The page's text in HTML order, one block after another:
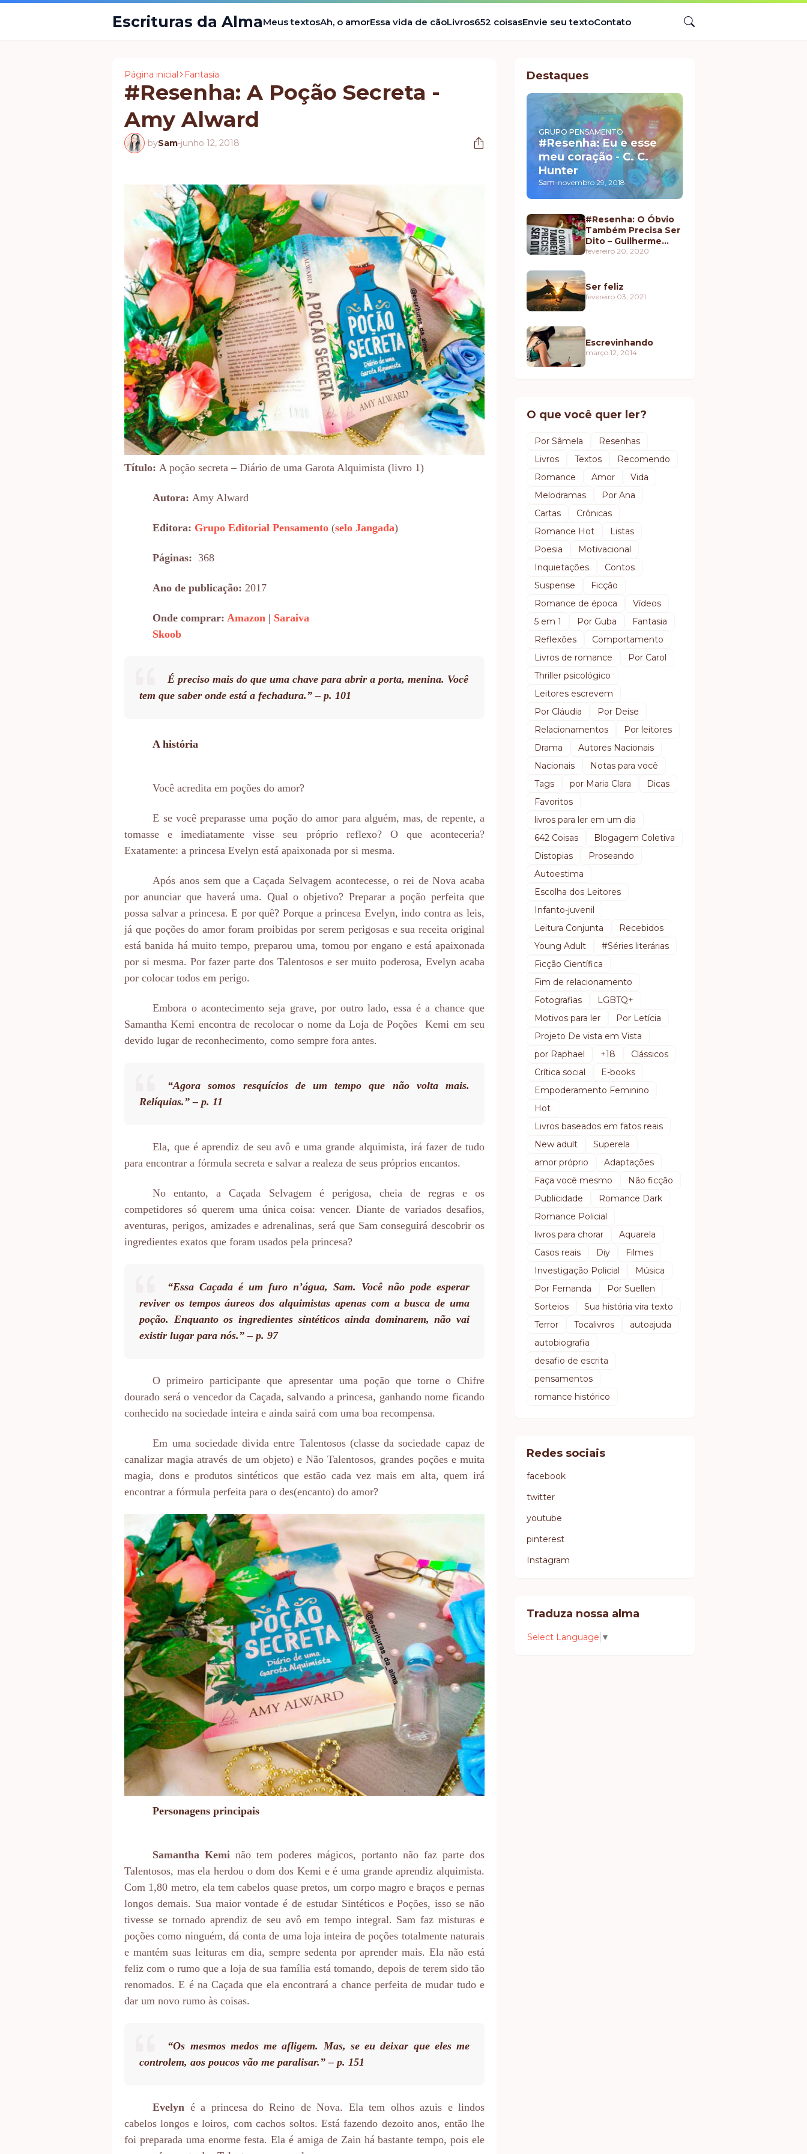
Escrituras da AlmaMeus textosAh, o amorEssa vida de cãoLivros652 coisasEnvie seu textoContato
Página inicial Fantasia
#Resenha: A Poção Secreta -
Amy Alward
bySam-junho 12, 2018
Título: A poção secreta – Diário de uma Garota Alquimista (livro 1)
Autora:Amy Alward
Editora: Grupo Editorial Pensamento (selo Jangada)
Páginas: 368
Ano de publicação:2017
Onde comprar:Amazon | Saraiva
Skoob
É preciso mais do que uma chave para abrir a porta, menina. Você
tem que saber onde está a fechadura.” – p. 101
A história
Você acredita em poções do amor?
E se você preparasse uma poção do amor para alguém, mas, de repente, a
tomasse e imediatamente visse seu próprio reflexo? O que aconteceria?
Exatamente: a princesa Evelyn está apaixonada por si mesma.
Após anos sem que a Caçada Selvagem acontecesse, o rei de Nova acaba
por anunciar que haverá uma. Qual o objetivo? Preparar a poção perfeita que
possa salvar a princesa. E por quê? Porque a princesa Evelyn, indo contra as leis,
já que poções do amor foram proibidas por serem perigosas e sua receita original
está banida há muito tempo, preparou uma, tomou por engano e está apaixonada
por si mesma. Por fazer parte dos Talentosos e ser muito poderosa, Evelyn acaba
por colocar todos em perigo.
Embora o acontecimento seja grave, por outro lado, essa é a chance que
Samantha Kemi encontra de recolocar o nome da Loja de Poções Kemi em seu
devido lugar de reconhecimento, como sempre fora antes.
“Agora somos resquícios de um tempo que não volta mais.
Relíquias.” – p. 11
Ela, que é aprendiz de seu avô e uma grande alquimista, irá fazer de tudo
para encontrar a fórmula secreta e salvar a realeza de seus próprios encantos.
No entanto, a Caçada Selvagem é perigosa, cheia de regras e os
competidores só querem uma única coisa: vencer. Diante de variados desafios,
aventuras, perigos, amizades e adrenalinas, será que Sam conseguirá descobrir os
ingredientes exatos que foram usados pela princesa?
“Essa Caçada é um furo n’água, Sam. Você não pode esperar
reviver os tempos áureos dos alquimistas apenas com a busca de uma
poção. Enquanto os ingredientes sintéticos ainda dominarem, não vai
existir lugar para nós.” – p. 97
O primeiro participante que apresentar uma poção que torne o Chifre
dourado será o vencedor da Caçada, salvando a princesa, ganhando nome ficando
conhecido na sociedade inteira e ainda sairá com uma boa recompensa.
Em uma sociedade divida entre Talentosos (classe da sociedade capaz de
canalizar magia através de um objeto) e Não Talentosos, grandes poções e muita
magia, dons e produtos sintéticos que estão cada vez mais em alta, quem irá
encontrar a fórmula perfeita para o des(encanto) do amor?
Personagens principais
Samantha Keminão tem poderes mágicos, portanto não faz parte dos
Talentosos, mas ela herdou o dom dos Kemi e é uma grande aprendiz alquimista.
Com 1,80 metro, ela tem cabelos quase pretos, um corpo magro e braços e pernas
longos demais. Sua maior vontade é de estudar Sintéticos e Poções, isso se não
tivesse se tornado aprendiz de seu avô em tempo integral. Sam faz misturas e
poções como ninguém, dá conta de uma loja inteira de poções totalmente naturais
e mantém suas leituras em dia, sempre sedenta por aprender mais. Ela não está
feliz com o rumo que a loja de sua família está tomando, depois de terem sido tão
renomados. E é na Caçada que ela encontrará a chance perfeita de mudar tudo e
dar um novo rumo às coisas.
“Os mesmos medos me afligem. Mas, se eu deixar que eles me
controlem, aos poucos vão me paralisar.” – p. 151
Evelyn é a princesa do Reino de Nova. Ela tem olhos azuis e lindos
cabelos longos e loiros, com cachos soltos. Está fazendo dezoito anos, então lhe
foi preparada uma enorme festa. Ela é amiga de Zain há bastante tempo, pois ele
Destaques
GRUPO PENSAMENTO
#Resenha: Eu e esse
meu coração - C. C.
Hunter
Sam-novembro 29, 2018
#Resenha: O Óbvio
Também Precisa Ser
Dito – Guilherme
Pintto
fevereiro 20, 2020
Ser feliz
fevereiro 03, 2021
Escrevinhando
março 12, 2014
O que você quer ler?
Por Sâmela
Resenhas
Livros
Textos
Recomendo
Romance
Amor
Vida
Melodramas
Por Ana
Cartas
Crônicas
Romance Hot
Listas
Poesia
Motivacional
Inquietações
Contos
Suspense
Ficção
Romance de época
Vídeos
5 em 1
Por Guba
Fantasia
Reflexões
Comportamento
Livros de romance
Por Carol
Thriller psicológico
Leitores escrevem
Por Cláudia
Por Deise
Relacionamentos
Por leitores
Drama
Autores Nacionais
Nacionais
Notas para você
Tags
por Maria Clara
Dicas
Favoritos
livros para ler em um dia
642 Coisas
Blogagem Coletiva
Distopias
Proseando
Autoestima
Escolha dos Leitores
Infanto-juvenil
Leitura Conjunta
Recebidos
Young Adult
#Séries literárias
Ficção Científica
Fim de relacionamento
Fotografias
LGBTQ+
Motivos para ler
Por Letícia
Projeto De vista em Vista
por Raphael
+18
Clássicos
Crítica social
E-books
Empoderamento Feminino
Hot
Livros baseados em fatos reais
New adult
Superela
amor próprio
Adaptações
Faça você mesmo
Não ficção
Publicidade
Romance Dark
Romance Policial
livros para chorar
Aquarela
Casos reais
Diy
Filmes
Investigação Policial
Música
Por Fernanda
Por Suellen
Sorteios
Sua história vira texto
Terror
Tocalivros
autoajuda
autobiografia
desafio de escrita
pensamentos
romance histórico
Redes sociais
facebook
twitter
youtube
pinterest
Instagram
Traduza nossa alma
Select Language ▼